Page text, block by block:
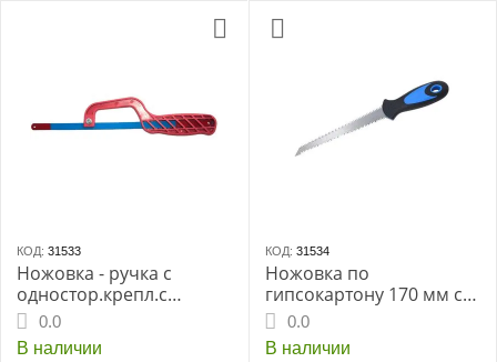
КОД: 31533
Ножовка - ручка с
одностор.крепл.с
биметалл.пилкой 300мм
(JT1602309)
0.0
В наличии
КОД: 31534
Ножовка по
гипсокартону 170 мм с
двухсторонним зубом
(JT1602310)
0.0
В наличии